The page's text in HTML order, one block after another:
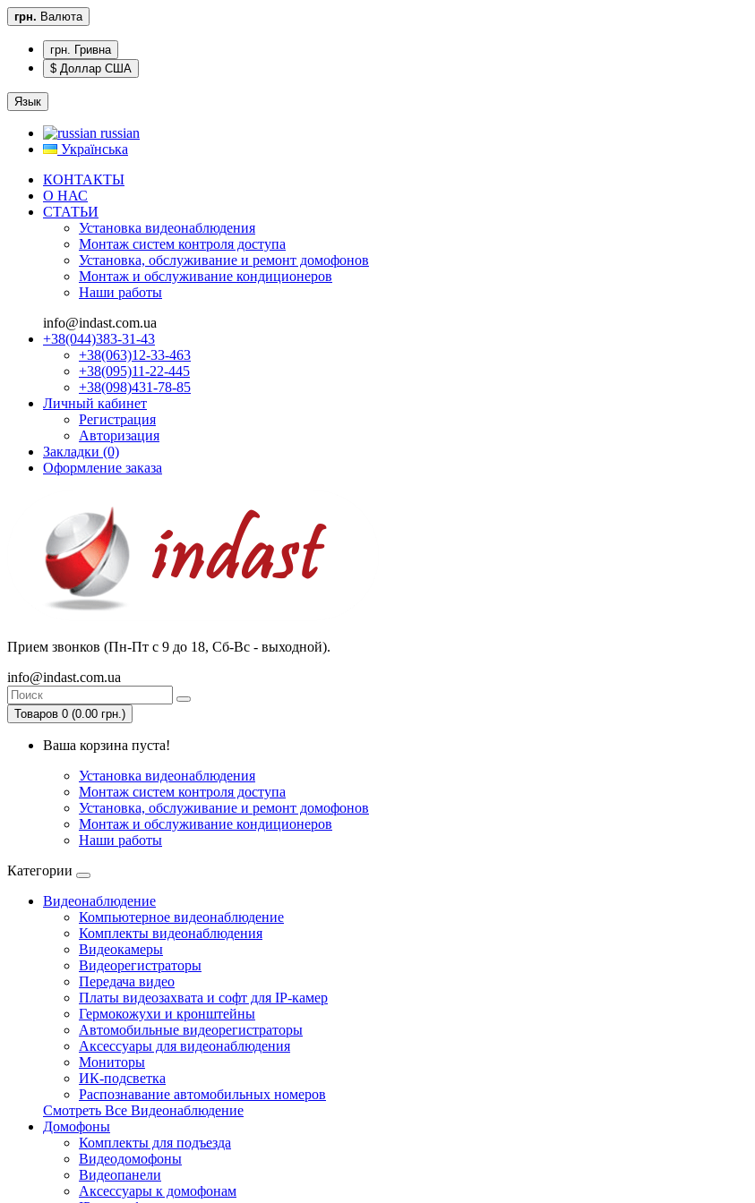
грн. Валюта
грн. Гривна
$ Доллар США
Язык
russian
Українська
КОНТАКТЫ
О НАС
CТАТЬИ
Установка видеонаблюдения
Монтаж систем контроля доступа
Установка, обслуживание и ремонт домофонов
Монтаж и обслуживание кондиционеров
Наши работы
info@indast.com.ua
+38(044)383-31-43
+38(063)12-33-463
+38(095)11-22-445
+38(098)431-78-85
Личный кабинет
Регистрация
Авторизация
Закладки (0)
Оформление заказа
Прием звонков (Пн-Пт с 9 до 18, Сб-Вс - выходной).
info@indast.com.ua
Товаров 0 (0.00 грн.)
Ваша корзина пуста!
Установка видеонаблюдения
Монтаж систем контроля доступа
Установка, обслуживание и ремонт домофонов
Монтаж и обслуживание кондиционеров
Наши работы
Категории
Видеонаблюдение
Компьютерное видеонаблюдение
Комплекты видеонаблюдения
Видеокамеры
Видеорегистраторы
Передача видео
Платы видеозахвата и софт для IP-камер
Гермокожухи и кронштейны
Автомобильные видеорегистраторы
Аксессуары для видеонаблюдения
Мониторы
ИК-подсветка
Распознавание автомобильных номеров
Смотреть Все Видеонаблюдение
Домофоны
Комплекты для подъезда
Видеодомофоны
Видеопанели
Аксессуары к домофонам